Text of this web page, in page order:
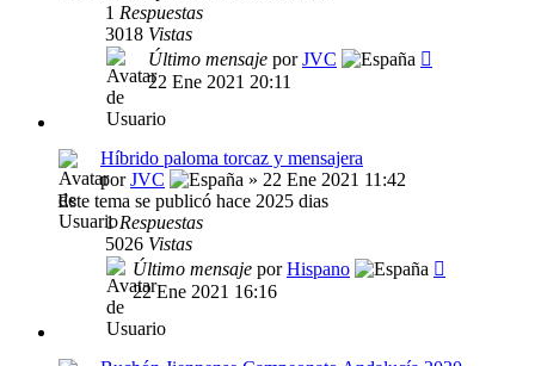
1 Respuestas
3018 Vistas
Último mensaje porJVC
22 Ene 2021 20:11
Híbrido paloma torcaz y mensajera
porJVC
» 22 Ene 2021 11:42
Este tema se publicó hace 2025 dias
1Respuestas
5026 Vistas
Último mensaje porHispano
22 Ene 2021 16:16